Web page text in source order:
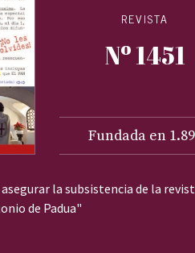
REVISTA
Nº 1451
Fundada en
la subsistencia de la
de Padua"